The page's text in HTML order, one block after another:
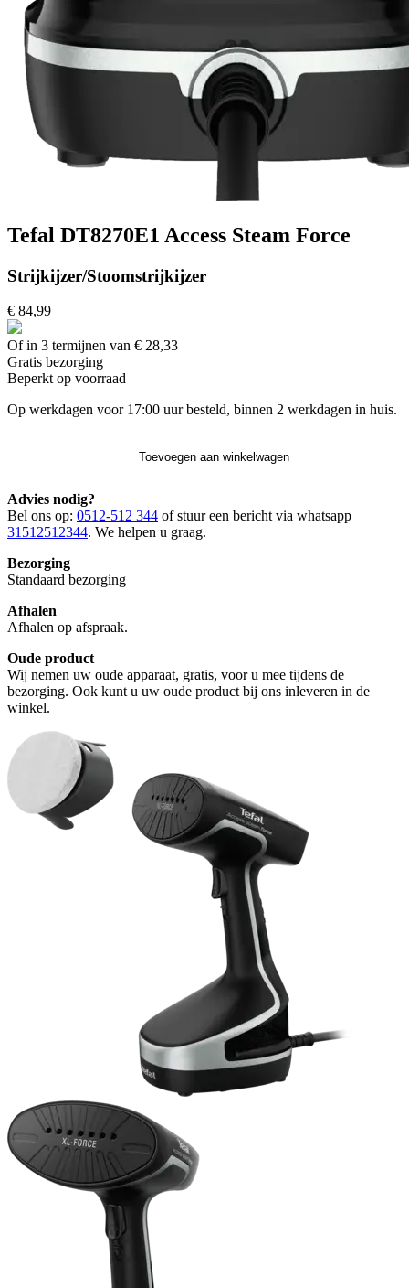
Tefal DT8270E1 Access Steam Force
Strijkijzer/Stoomstrijkijzer
€ 84,99
Of in 3 termijnen van € 28,33
Gratis bezorging
Beperkt op voorraad
Op werkdagen voor 17:00 uur besteld, binnen 2 werkdagen in huis.
Toevoegen aan winkelwagen
Advies nodig?
Bel ons op: 0512-512 344 of stuur een bericht via whatsapp
31512512344. We helpen u graag.
Bezorging
Standaard bezorging
Afhalen
Afhalen op afspraak.
Oude product
Wij nemen uw oude apparaat, gratis, voor u mee tijdens de
bezorging. Ook kunt u uw oude product bij ons inleveren in de
winkel.